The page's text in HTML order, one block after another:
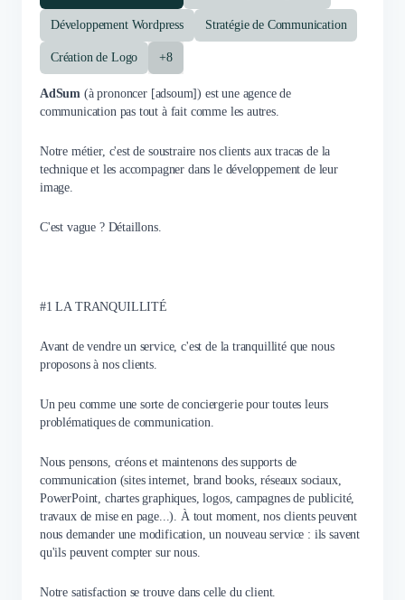
Développement Wordpress Stratégie de Communication
Création de Logo +8
AdSum (à prononcer [adsoum]) est une agence de
communication pas tout à fait comme les autres.
Notre métier, c'est de soustraire nos clients aux tracas de la
technique et les accompagner dans le développement de leur
image.
C'est vague ? Détaillons.
#1 LA TRANQUILLITÉ
Avant de vendre un service, c'est de la tranquillité que nous
proposons à nos clients.
Un peu comme une sorte de conciergerie pour toutes leurs
problématiques de communication.
Nous pensons, créons et maintenons des supports de
communication (sites internet, brand books, réseaux sociaux,
PowerPoint, chartes graphiques, logos, campagnes de publicité,
travaux de mise en page...). À tout moment, nos clients peuvent
nous demander une modification, un nouveau service : ils savent
qu'ils peuvent compter sur nous.
Notre satisfaction se trouve dans celle du client.